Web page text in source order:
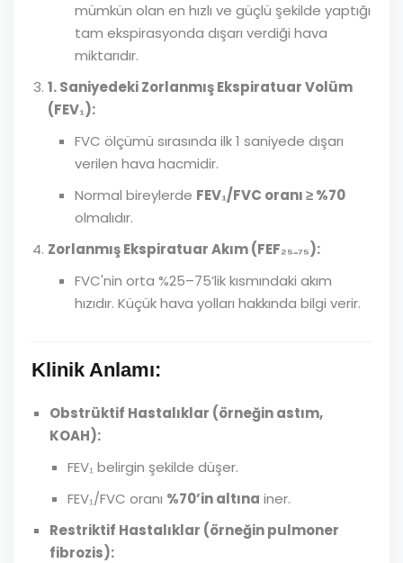
mümkün olan en hızlı ve güçlü şekilde yaptığı
tam ekspirasyonda dışarı verdiği hava
miktarıdır.
1. Saniyedeki Zorlanmış Ekspiratuar Volüm
(FEV₁):
FVC ölçümü sırasında ilk 1 saniyede dışarı
verilen hava hacmidir.
Normal bireylerde FEV₁/FVC oranı ≥ %70
olmalıdır.
Zorlanmış Ekspiratuar Akım (FEF₂₅₋₇₅):
FVC'nin orta %25–75’lik kısmındaki akım
hızıdır. Küçük hava yolları hakkında bilgi verir.
Klinik Anlamı:
Obstrüktif Hastalıklar (örneğin astım,
KOAH):
FEV₁ belirgin şekilde düşer.
FEV₁/FVC oranı %70’in altına iner.
Restriktif Hastalıklar (örneğin pulmoner
fibrozis):